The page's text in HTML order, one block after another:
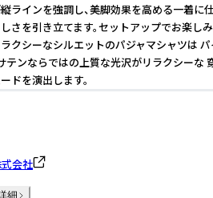
ラインを強調し、美脚効果を高める一着に
さを引き立てます。セットアップでお楽しみ
クシーなシルエットのパジャマシャツは
テンならではの上質な光沢がリラクシーな
ドを演出します。
会社
細